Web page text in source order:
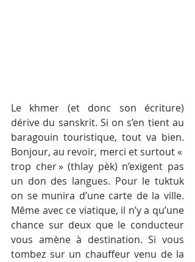
Le khmer (et donc son écriture)
dérive du sanskrit. Si on s’en tient au
baragouin touristique, tout va bien.
Bonjour, au revoir, merci et surtout «
trop cher » (thlay pèk) n’exigent pas
un don des langues. Pour le tuk­tuk
on se munira d’une carte de la ville.
Même avec ce viatique, il n’y a qu’une
chance sur deux que le conducteur
vous amène à destination. Si vous
tombez sur un chauffeur venu de la